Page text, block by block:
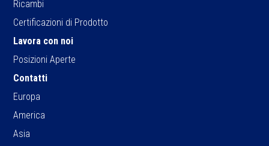
Ricambi
Certificazioni di Prodotto
Lavora con noi
Posizioni Aperte
Contatti
Europa
America
Asia